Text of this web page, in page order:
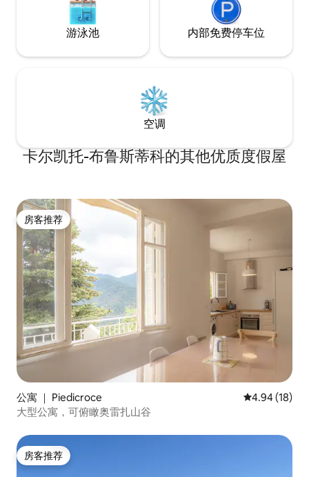
游泳池 内部免费停车位
空调
卡尔凯托-布鲁斯蒂科的其他优质度假屋
房客推荐
房客推荐
公寓 ｜ Piedicroce 平均评分
4.94 (18)
大型公寓，可俯瞰奥雷扎山谷
房客推荐
房客推荐